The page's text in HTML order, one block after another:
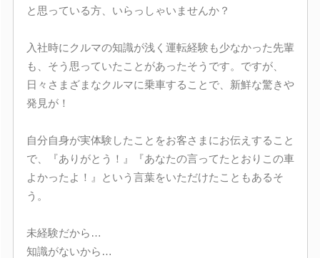
と思っている方、いらっしゃいませんか？
入社時にクルマの知識が浅く運転経験も少なかった先輩
も、そう思っていたことがあったそうです。ですが、
日々さまざまなクルマに乗車することで、新鮮な驚きや
発見が！
自分自身が実体験したことをお客さまにお伝えすること
で、『ありがとう！』『あなたの言ってたとおりこの車
よかったよ！』という言葉をいただけたこともあるそ
う。
未経験だから…
知識がないから…